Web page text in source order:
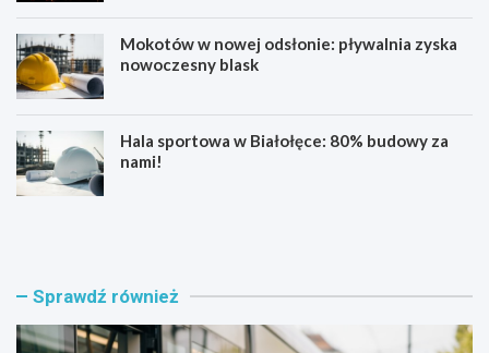
Mokotów w nowej odsłonie: pływalnia zyska
nowoczesny blask
Hala sportowa w Białołęce: 80% budowy za
nami!
B
t
y
K
s
a
Sprawdź również